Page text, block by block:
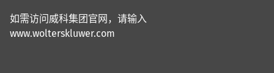
如需访问威科集团官网，请输入
www.wolterskluwer.com